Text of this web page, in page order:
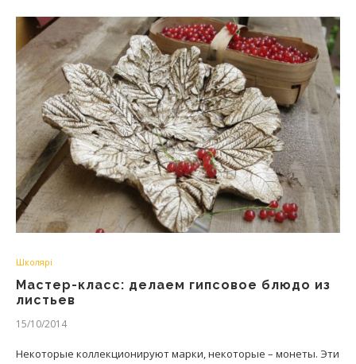
Школярі
Мастер-класс: делаем гипсовое блюдо из
листьев
15/10/2014
Некоторые коллекционируют марки, некоторые – монеты. Эти